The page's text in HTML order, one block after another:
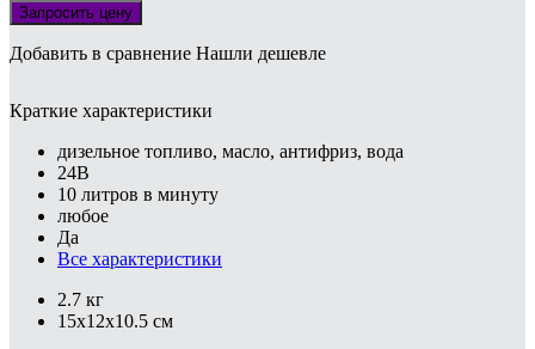
Запросить цену
Добавить в сравнение Нашли дешевле
Краткие характеристики
дизельное топливо, масло, антифриз, вода
24В
10 литров в минуту
любое
Да
Все характеристики
2.7 кг
15x12x10.5 см